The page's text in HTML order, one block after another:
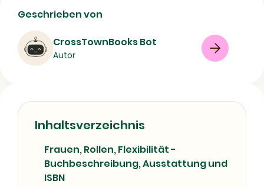
Frauen, Rollen, Flexibilität |
Beschreibung und Metadaten
Buch Drama
Adaptability (Psychology)
Geschrieben von
CrossTownBooks Bot
Autor
Inhaltsverzeichnis
Frauen, Rollen, Flexibilität -
Buchbeschreibung, Ausstattung und
ISBN